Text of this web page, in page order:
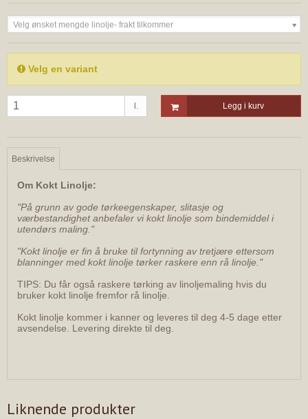
Velg ønsket mengde linolje- frakt tilkommer
Velg en variant
l. Legg i kurv
Beskrivelse
Om Kokt Linolje:
"På grunn av gode tørkeegenskaper, slitasje og
værbestandighet anbefaler vi kokt linolje som bindemiddel i
utendørs maling."
"Kokt linolje er fin å bruke til fortynning av tretjære ettersom
blanninger med kokt linolje tørker raskere enn rå linolje."
TIPS: Du får også raskere tørking av linoljemaling hvis du
bruker kokt linolje fremfor rå linolje.
Kokt linolje kommer i kanner og leveres til deg 4-5 dage etter
avsendelse. Levering direkte til deg.
Liknende produkter